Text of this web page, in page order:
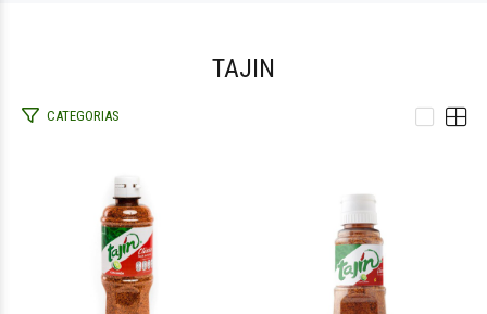
TAJIN
CATEGORIAS